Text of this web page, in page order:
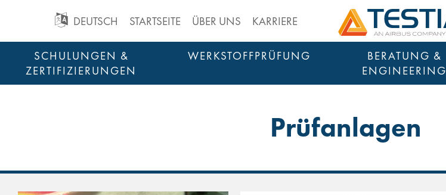
GO
TO
MAIN
DEUTSCH STARTSEITE ÜBER UNS KARRIERE
Testia
SCHULUNGEN &
ZERTIFIZIERUNGEN
WERKSTOFFPRÜFUNG
BERATUNG &
ENGINEERING
Prüfanlagen